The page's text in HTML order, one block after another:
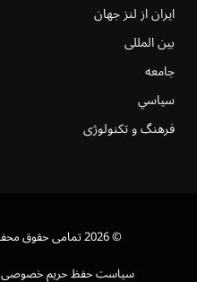
ایران از لنز جهان
بين المللى
جامعه
سياسي
فرهنگ و تکنولوژی
© 2026 تمامی حقوق محفوظ است ايران ايز لينز جهان .
سیاست حفظ حریم خصوصی